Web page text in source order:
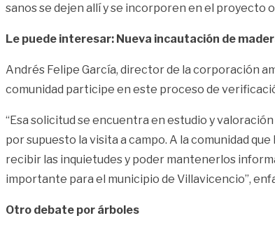
sanos se dejen allí y se incorporen en el proyecto
Le puede interesar: Nueva incautación de
Andrés Felipe García, director de la corporación
comunidad participe en este proceso de
“Esa solicitud se encuentra en estudio y
por supuesto la visita a campo. A la comunidad
recibir las inquietudes y poder mantenerlos
importante para el municipio de Villavicencio”,
Otro debate por árboles